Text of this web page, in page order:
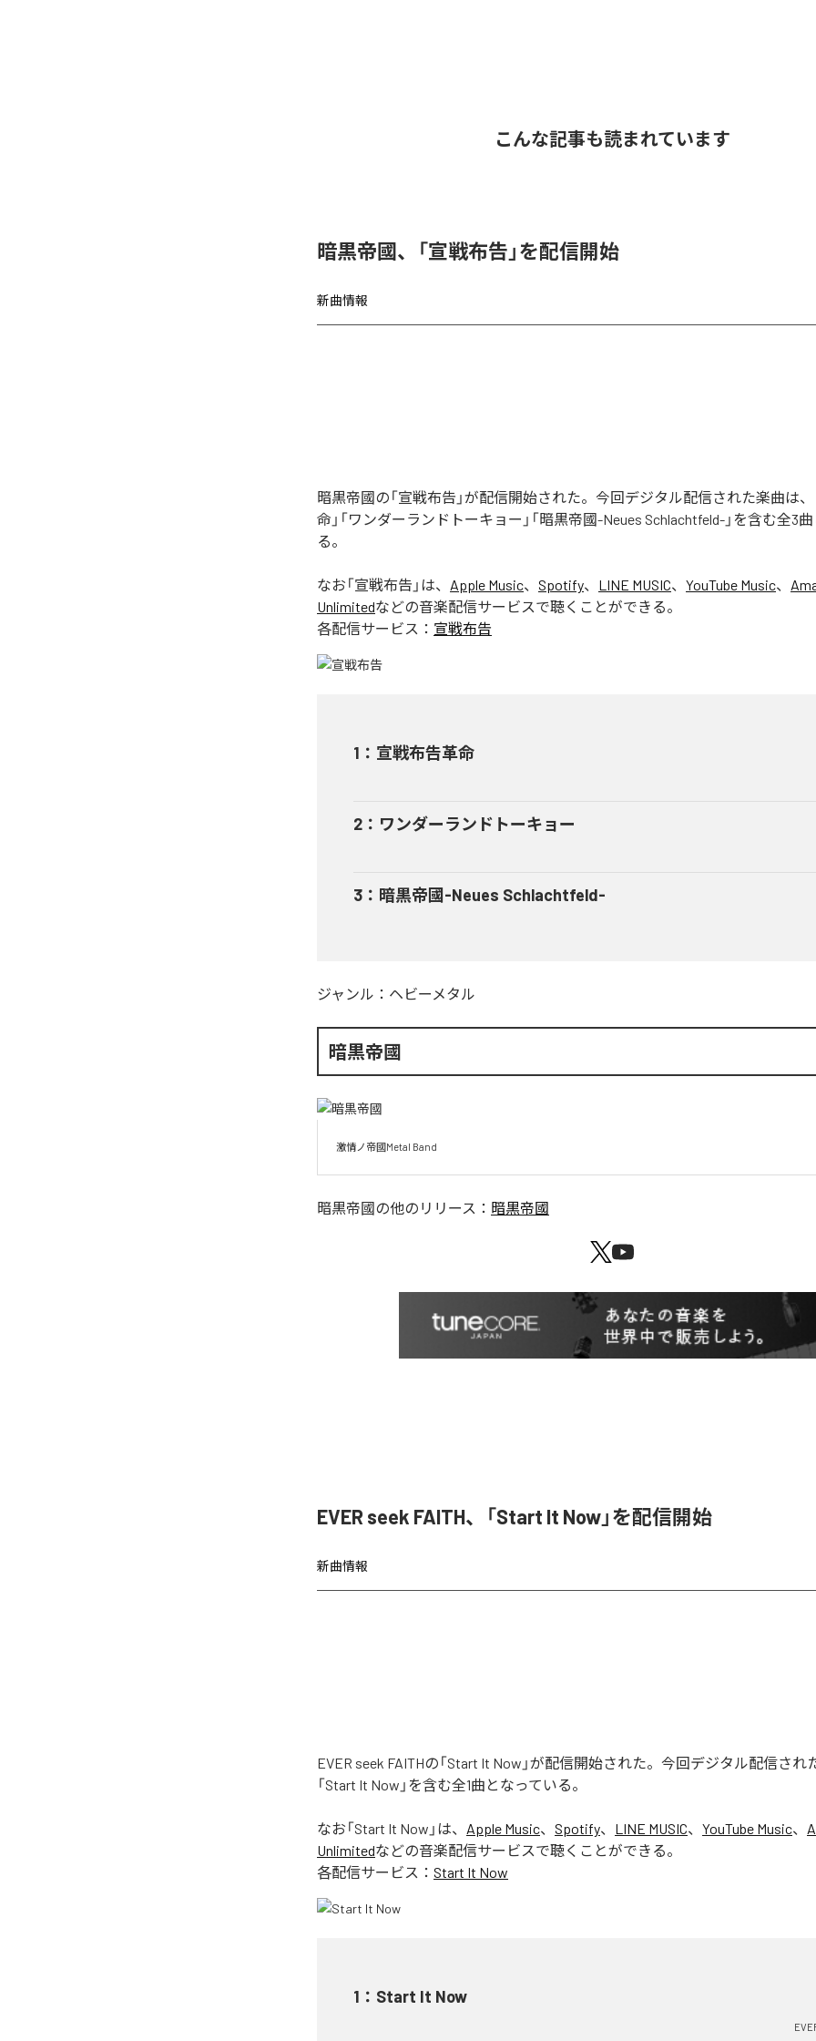
こんな記事も読まれています
暗黒帝國、「宣戦布告」を配信開始
新曲情報
暗黒帝國の「宣戦布告」が配信開始された。今回デジタル配信された楽曲は、
命」「ワンダーランドトーキョー」「暗黒帝國-Neues Schlachtfeld-」を含む全3
る。
なお「宣戦布告 」は、 Apple Music、 Spotify、 LINE MUSIC、 YouTube Music、
Unlimitedなどの音楽配信サービスで聴くことができる。
各配信サービス： 宣戦布告
1 ： 宣戦布告革命
2 ： ワンダーランドトーキョー
3 ： 暗黒帝國-Neues Schlachtfeld-
ジャンル： ヘビーメタル
暗黒帝國
激情ノ帝國Metal Band
暗黒帝國の他のリリース： 暗黒帝國
EVER seek FAITH、「Start It Now」を配信開始
新曲情報
EVER seek FAITHの「Start It Now」が配信開始された。今回デジタル配信され
「Start It Now」を含む全1曲となっている。
なお「Start It Now 」は、 Apple Music、 Spotify、 LINE MUSIC、 YouTube Music、
Unlimitedなどの音楽配信サービスで聴くことができる。
各配信サービス： Start It Now
1 ： Start It Now